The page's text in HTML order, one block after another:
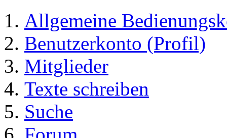
Allgemeine
Benutzerkonto (Profil)
Mitglieder
Texte schreiben
Suche